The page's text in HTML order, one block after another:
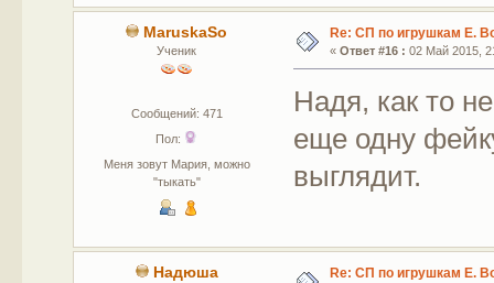
MaruskaSo
Ученик
Сообщений: 471
Пол:
Меня зовут Мария, можно
"тыкать"
Re: СП по игрушкам Е.
« Ответ #16 : 02 Май 2015,
Надя, как то
еще одну
выглядит.
Надюша Re: СП по игрушкам Е.